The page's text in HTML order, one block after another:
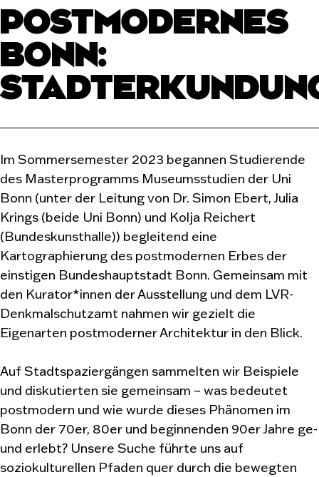
POSTMODERNES
BONN:
Im Sommersemester 2023 begannen Studierende
des Masterprogramms Museumsstudien der Uni
Bonn (unter der Leitung von Dr. Simon Ebert, Julia
Krings (beide Uni Bonn) und Kolja Reichert
(Bundeskunsthalle)) begleitend eine
Kartographierung des postmodernen Erbes der
einstigen Bundeshauptstadt Bonn. Gemeinsam mit
den Kurator*innen der Ausstellung und dem LVR-
Denkmalschutzamt nahmen wir gezielt die
Eigenarten postmoderner Architektur in den Blick.
Auf Stadtspaziergängen sammelten wir Beispiele
und diskutierten sie gemeinsam – was bedeutet
postmodern und wie wurde dieses Phänomen im
Bonn der 70er, 80er und beginnenden 90er Jahre ge-
und erlebt? Unsere Suche führte uns auf
soziokulturellen Pfaden quer durch die bewegten